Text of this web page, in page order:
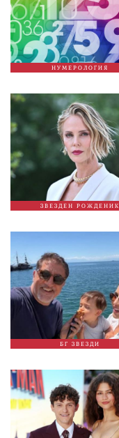
НУМЕРОЛОГИЯ
ЗВЕЗДЕН РОЖДЕНИК
БГ ЗВЕЗДИ